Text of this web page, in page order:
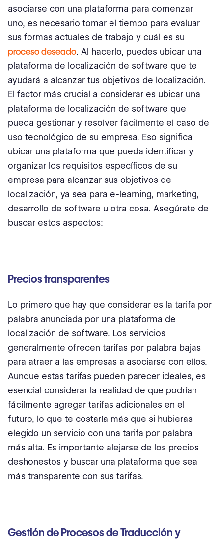
asociarse con una plataforma para comenzar
uno, es necesario tomar el tiempo para evaluar
sus formas actuales de trabajo y cuál es su
proceso deseado. Al hacerlo, puedes ubicar una
plataforma de localización de software que te
ayudará a alcanzar tus objetivos de localización.
El factor más crucial a considerar es ubicar una
plataforma de localización de software que
pueda gestionar y resolver fácilmente el caso de
uso tecnológico de su empresa. Eso significa
ubicar una plataforma que pueda identificar y
organizar los requisitos específicos de su
empresa para alcanzar sus objetivos de
localización, ya sea para e-learning, marketing,
desarrollo de software u otra cosa. Asegúrate de
buscar estos aspectos:
Precios transparentes
Lo primero que hay que considerar es la tarifa por
palabra anunciada por una plataforma de
localización de software. Los servicios
generalmente ofrecen tarifas por palabra bajas
para atraer a las empresas a asociarse con ellos.
Aunque estas tarifas pueden parecer ideales, es
esencial considerar la realidad de que podrían
fácilmente agregar tarifas adicionales en el
futuro, lo que te costaría más que si hubieras
elegido un servicio con una tarifa por palabra
más alta. Es importante alejarse de los precios
deshonestos y buscar una plataforma que sea
más transparente con sus tarifas.
Gestión de Procesos de Traducción y